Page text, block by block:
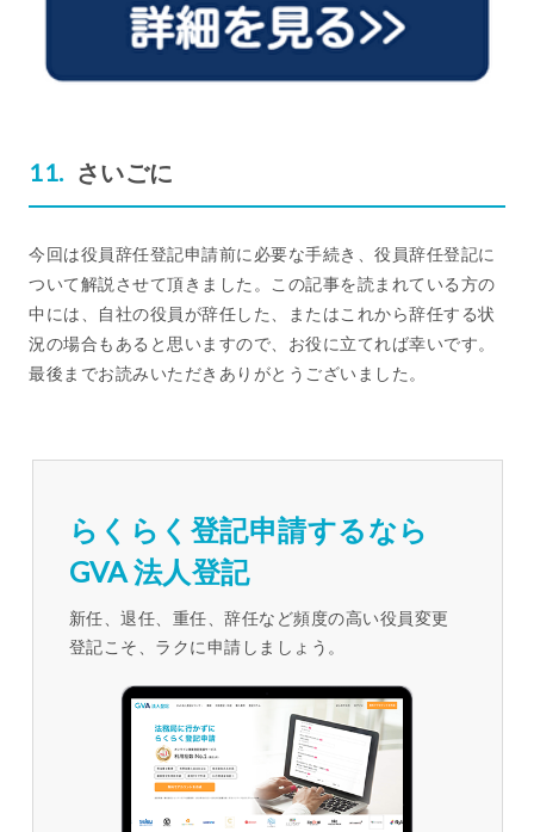
さいごに
今回は役員辞任登記申請前に必要な手続き、役員辞任登記に
ついて解説させて頂きました。この記事を読まれている方の
中には、自社の役員が辞任した、またはこれから辞任する状
況の場合もあると思いますので、お役に立てれば幸いです。
最後までお読みいただきありがとうございました。
らくらく登記申請するなら
GVA 法人登記
新任、退任、重任、辞任など頻度の高い役員変更
登記こそ、ラクに申請しましょう。